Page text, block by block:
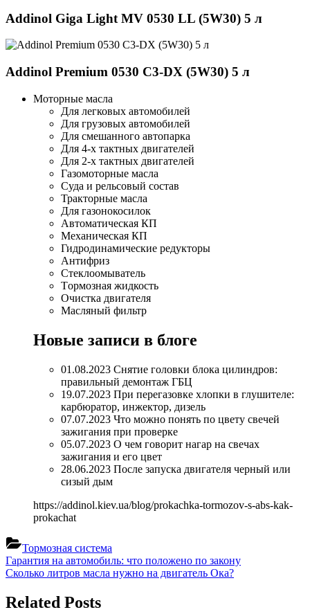
Addinol Giga Light MV 0530 LL (5W30) 5 л
Addinol Premium 0530 C3-DX (5W30) 5 л
Моторные масла
Для легковых автомобилей
Для грузовых автомобилей
Для смешанного автопарка
Для 4-х тактных двигателей
Для 2-х тактных двигателей
Газомоторные масла
Суда и рельсовый состав
Тракторные масла
Для газонокосилок
Автоматическая КП
Механическая КП
Гидродинамические редукторы
Антифриз
Стеклоомыватель
Tормозная жидкость
Очистка двигателя
Масляный фильтр
Новые записи в блоге
01.08.2023 Снятие головки блока цилиндров:
правильный демонтаж ГБЦ
19.07.2023 При перегазовке хлопки в глушителе:
карбюратор, инжектор, дизель
07.07.2023 Что можно понять по цвету свечей
зажигания при проверке
05.07.2023 О чем говорит нагар на свечах
зажигания и его цвет
28.06.2023 После запуска двигателя черный или
сизый дым
https://addinol.kiev.ua/blog/prokachka-tormozov-s-abs-kak-
prokachat
Тормозная система
Навигация
по
записям
Previous
Post:
Гарантия на автомобиль: что положено по закону
Next
Сколько литров масла нужно на двигатель Ока?
Related Posts